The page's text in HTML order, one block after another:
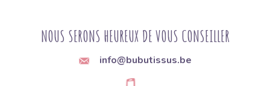
éléments décoratifs. Ce sont ces accessoires
qui maintiennent le vêtement assemblé et
assurent sa fermeture ou sa finition.
NOUS SERONS HEUREUX DE VOUS CONSEILLER
info@bubutissus.be